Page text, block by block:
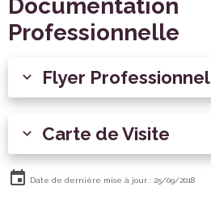
Documentation
Professionnelle
Flyer Professionnel
Carte de Visite
Date de dernière mise à jour : 25/09/2018